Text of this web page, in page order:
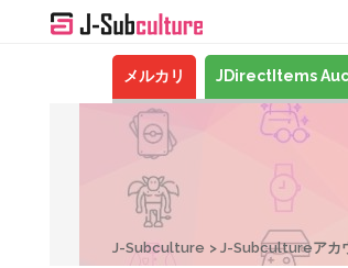
メルカリ JDirectItems
J-Subculture J-Subcultureアカ